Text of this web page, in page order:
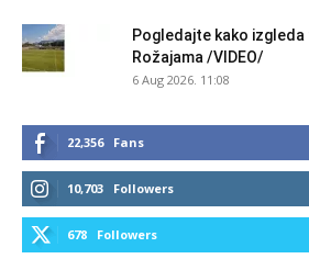
Pogledajte kako
Rožajama /VIDEO/
6 Aug 2026. 11:08
22,356 Fans
10,703 Followers
678 Followers